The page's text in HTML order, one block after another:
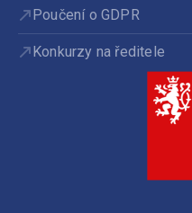
Poučení o GDPR
Konkurzy na ředitele